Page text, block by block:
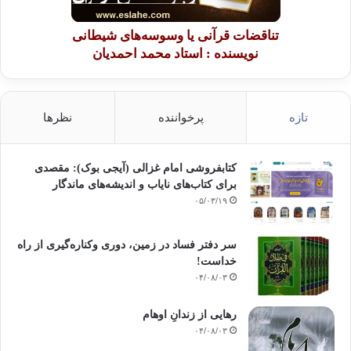
تناقضات قرآنی یا وسوسه‌های شیطانی
نویسنده : استاد محمد احمدیان
تازه پرخواننده نظرها
کتابفروشی امام غزالی (آیجی بوک): مقصدی
برای کتاب‌های نایاب و اندیشه‌های ماندگار
۰۵/۰۳/۱۹
سر دفتر فساد در زمین‌، دوری وکناره‌گیری از راه
خداست‌!
۰۴/۰۸/۰۳
رهایی از زندانِ اوهام
۰۴/۰۸/۰۳